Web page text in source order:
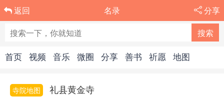
返回 名录 分享
首页 视频 音乐 微圈 分享 善书 祈愿 地图
寺院地图 礼县黄金寺